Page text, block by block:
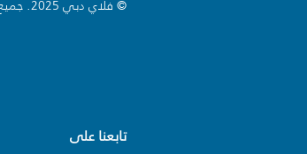
© فلاي دبي 2025. جميع الحقوق محفوظة.
تابعنا على